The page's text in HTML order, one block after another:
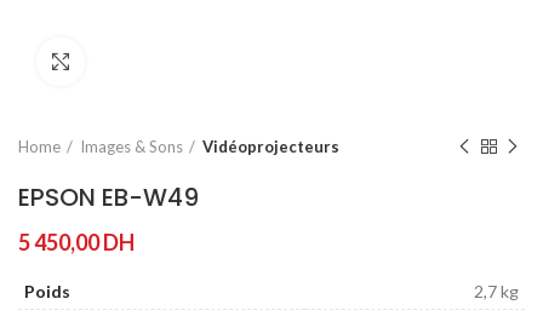
Home Images & Sons Vidéoprojecteurs
EPSON EB-W49
5 450,00DH
Poids
2,7 kg